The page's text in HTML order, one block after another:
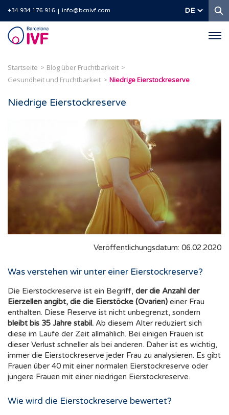
+34 934 176 916 info@bcnivf.com DE
Barcelona
IVF
Startseite
Blog über Fruchtbarkeit
Gesundheit und Fruchtbarkeit
Niedrige Eierstockreserve
Niedrige Eierstockreserve
Veröffentlichungsdatum: 06.02.2020
Was verstehen wir unter einer Eierstockreserve?
Die Eierstockreserve ist ein Begriff, der die Anzahl der
Eierzellen angibt, die die Eierstöcke (Ovarien) einer Frau
enthalten. Diese Reserve ist nicht unbegrenzt, sondern
bleibt bis 35 Jahre stabil. Ab diesem Alter reduziert sich
diese im Laufe der Zeit allmählich. Bei einigen Frauen ist
dieser Verlust schneller als bei anderen. Daher ist es wichtig,
immer die Eierstockreserve jeder Frau zu analysieren. Es gibt
Frauen über 40 mit einer normalen Eierstockreserve oder
jüngere Frauen mit einer niedrigen Eierstockreserve.
Wie wird die Eierstockreserve bewertet?